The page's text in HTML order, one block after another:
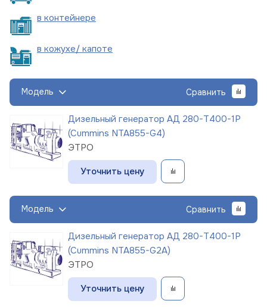
в контейнере
в кожухе/ капоте
Модель Сравнить
Дизельный генератор АД 280-Т400-1Р
(Cummins NTA855-G4)
ЭТРО
Уточнить цену
Модель Сравнить
Дизельный генератор АД 280-Т400-1Р
(Cummins NTA855-G2A)
ЭТРО
Уточнить цену